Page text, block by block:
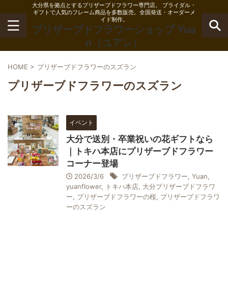
大分県を拠点とするプリザーブドフラワー専門店。 ブライダル・
ギフトで人気のフレーム商品を多数販売。全国発送・オーダーメ
イド制作。
プリザーブドフラワーショップ Yua
n（ユアン）
HOME > プリザーブドフラワーのスズラン
プリザーブドフラワーのスズラン
イベント
大分で送別・卒業祝いの花ギフトなら
｜トキハ本店にプリザーブドフラワー
コーナー登場
2026/3/6 プリザーブドフラワー, Yuan,
yuanflower, トキハ本店, 大分プリザーブドフラワ
ー, プリザーブドフラワーの桜, プリザーブドフラワ
ーのスズラン